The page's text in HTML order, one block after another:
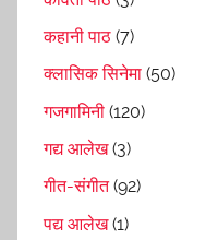
कहानी पाठ (7)
क्लासिक सिनेमा (50)
गजगामिनी (120)
गद्य आलेख(3)
गीत-संगीत(92)
पद्य आलेख(1)